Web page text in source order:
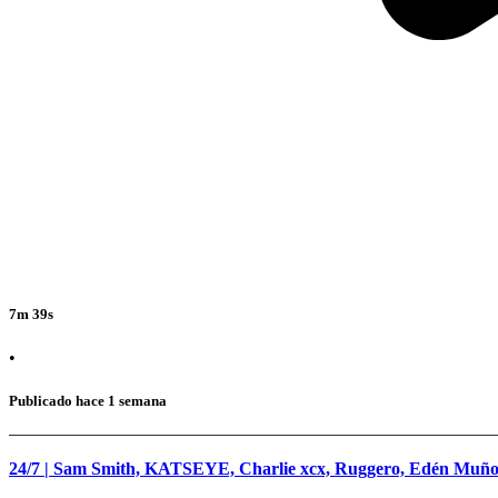
7m 39s
•
Publicado hace 1 semana
24/7 | Sam Smith, KATSEYE, Charlie xcx, Ruggero, Edén